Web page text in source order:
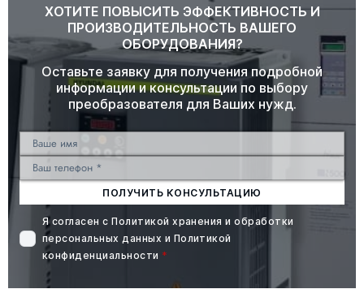
ХОТИТЕ ПОВЫСИТЬ ЭФФЕКТИВНОСТЬ И
ПРОИЗВОДИТЕЛЬНОСТЬ ВАШЕГО
ОБОРУДОВАНИЯ?
Оставьте заявку для получения подробной
информации и консультации по выбору
преобразователя для Ваших нужд.
ПОЛУЧИТЬ КОНСУЛЬТАЦИЮ
Я согласен сПолитикой хранения и обработки
персональных данных и Политикой
конфиденциальности *